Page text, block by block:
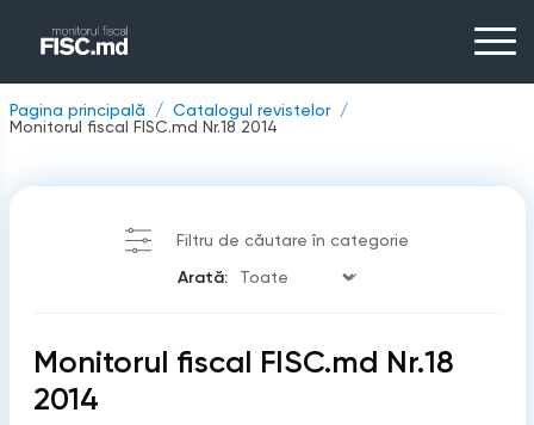
Pagina principală
Catalogul revistelor
Monitorul fiscal FISC.md Nr.18 2014
Filtru de căutare în categorie
Arată:
Monitorul fiscal FISC.md Nr.18
2014